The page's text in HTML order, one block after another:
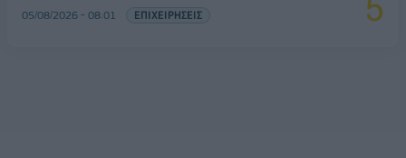
05/08/2026 - 08:01 ΕΠΙΧΕΙΡΗΣΕΙΣ